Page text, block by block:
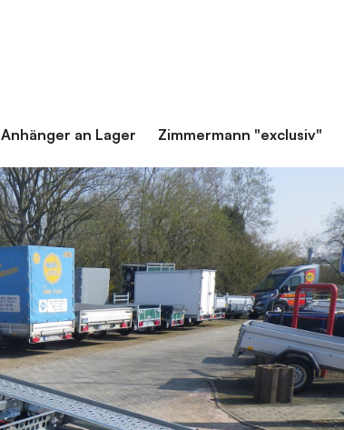
Anhänger an Lager Zimmermann "exclusiv"